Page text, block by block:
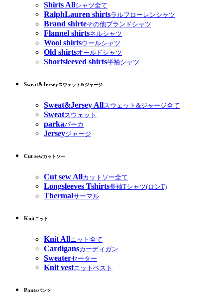
Shirts Allシャツ全て
RalphLauren shirtsラルフローレンシャツ
Brand shirteその他ブランドシャツ
Flannel shirtsネルシャツ
Wool shirtsウールシャツ
Old shirtsオールドシャツ
Shortsleeved shirts半袖シャツ
Sweat&Jerseyスウェット&ジャージ
Sweat&Jersey Allスウェット&ジャージ全て
Sweatスウェット
parkaパーカ
Jerseyジャージ
Cut sewカットソー
Cut sew Allカットソー全て
Longsleeves Tshirts長袖Tシャツ(ロンT)
Thermalサーマル
Knitニット
Knit Allニット全て
Cardigansカーディガン
Sweaterセーター
Knit vestニットベスト
Pantsパンツ